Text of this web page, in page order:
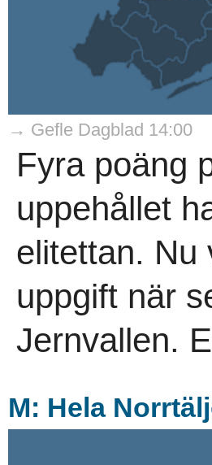
→ Gefle Dagblad 14:00
Fyra poäng
uppehållet
elitettan. Nu
uppgift när
Jernvallen.
M: Hela